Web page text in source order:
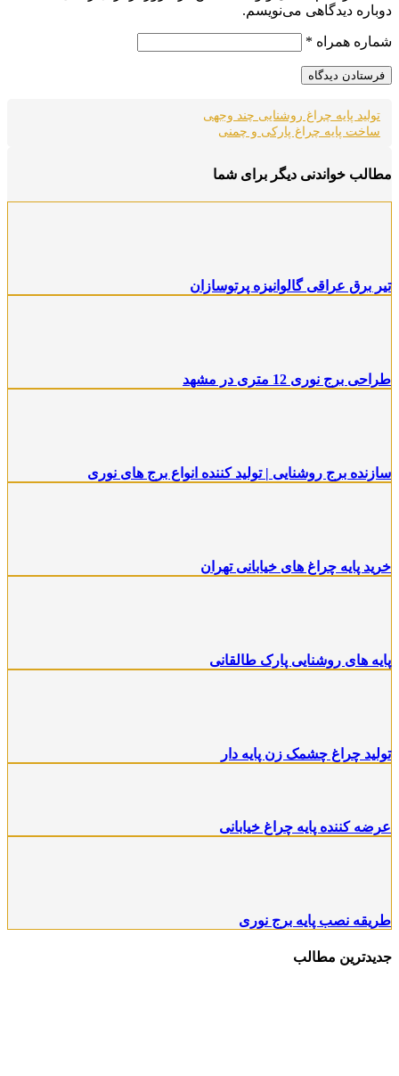
دیدگاهی می‌نویسم.
همراه*
تولید پایه چراغ روشنایی چند وجهی
ساخت پایه چراغ پارکی و چمنی
خواندنی دیگر برای شما
برق عراقی گالوانیزه پرتوسازان
برج نوری 12 متری در مشهد
برج روشنایی | تولید کننده انواع برج های نوری
پایه چراغ های خیابانی تهران
های روشنایی پارک طالقانی
چراغ چشمک زن پایه دار
کننده پایه چراغ خیابانی
نصب پایه برج نوری
مطالب